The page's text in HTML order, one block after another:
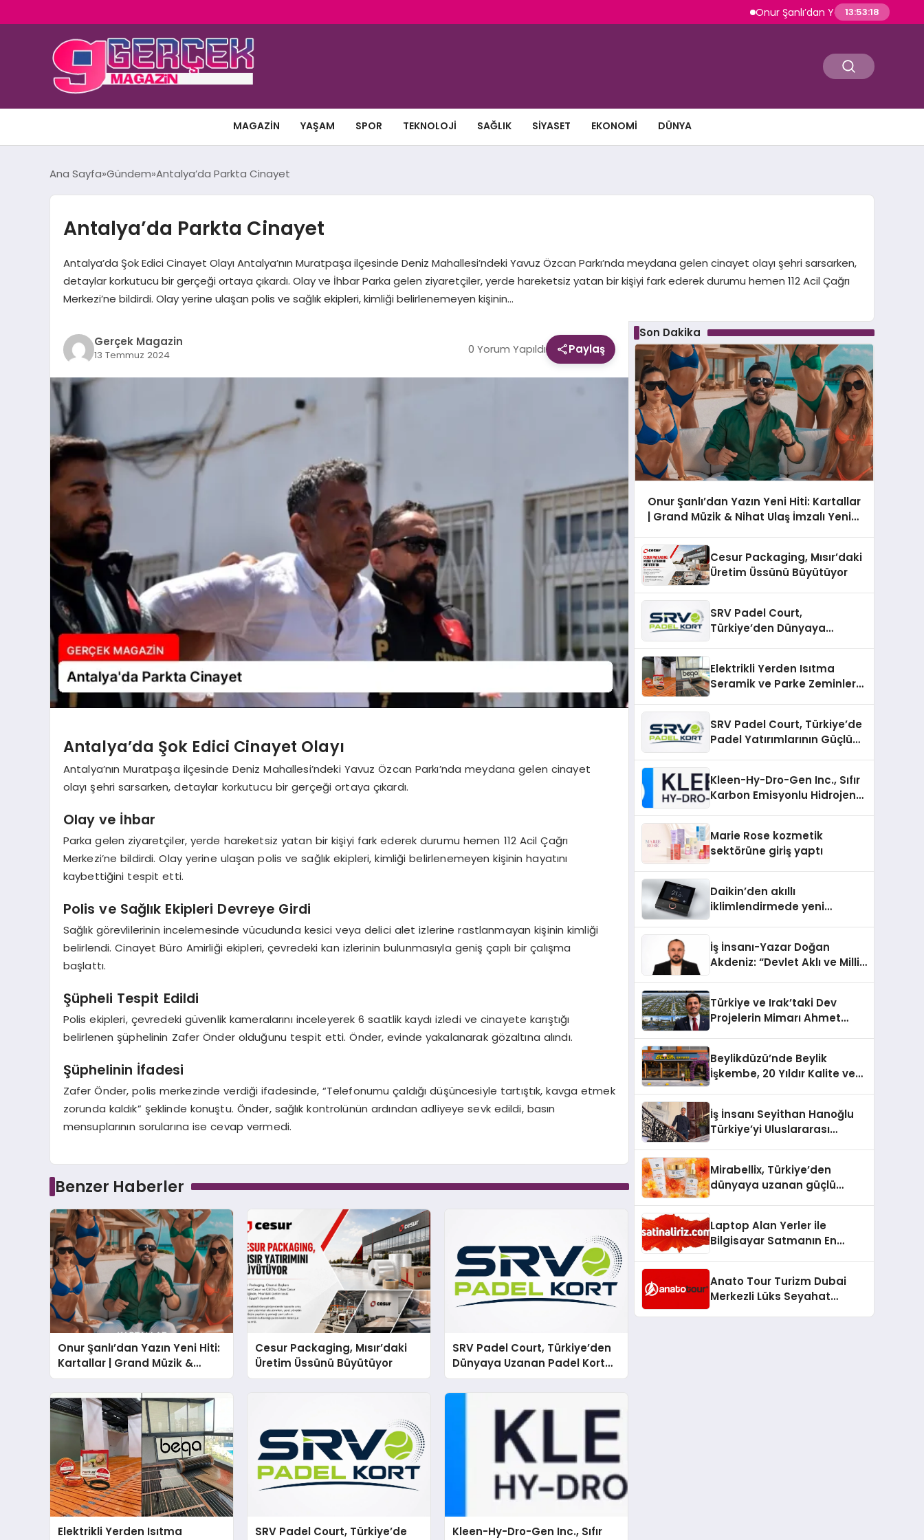
Onur Şanlı’dan Yazın Yeni Hiti: Kartallar
13:53:19
MAGAZIN YAŞAM SPOR TEKNOLOJI SAĞLIK SIYASET EKONOMI DÜNYA
Ana Sayfa Gündem Antalya’da Parkta Cinayet
Antalya’da Parkta Cinayet
Antalya’da Şok Edici Cinayet Olayı Antalya’nın Muratpaşa ilçesinde Deniz Mahallesi’ndeki Yavuz Özcan Parkı’nda meydana gelen cinayet olayı şehri sarsarken,
detaylar korkutucu bir gerçeği ortaya çıkardı. Olay ve İhbar Parka gelen ziyaretçiler, yerde hareketsiz yatan bir kişiyi fark ederek durumu hemen 112 Acil Çağrı
Merkezi’ne bildirdi. Olay yerine ulaşan polis ve sağlık ekipleri, kimliği belirlenemeyen kişinin…
Gerçek Magazin
13 Temmuz 2024 0 Yorum Yapıldı Paylaş
Antalya’da Şok Edici Cinayet Olayı
Antalya’nın Muratpaşa ilçesinde Deniz Mahallesi’ndeki Yavuz Özcan Parkı’nda meydana gelen cinayet
olayı şehri sarsarken, detaylar korkutucu bir gerçeği ortaya çıkardı.
Olay ve İhbar
Parka gelen ziyaretçiler, yerde hareketsiz yatan bir kişiyi fark ederek durumu hemen 112 Acil Çağrı
Merkezi’ne bildirdi. Olay yerine ulaşan polis ve sağlık ekipleri, kimliği belirlenemeyen kişinin hayatını
kaybettiğini tespit etti.
Polis ve Sağlık Ekipleri Devreye Girdi
Sağlık görevlilerinin incelemesinde vücudunda kesici veya delici alet izlerine rastlanmayan kişinin kimliği
belirlendi. Cinayet Büro Amirliği ekipleri, çevredeki kan izlerinin bulunmasıyla geniş çaplı bir çalışma
başlattı.
Şüpheli Tespit Edildi
Polis ekipleri, çevredeki güvenlik kameralarını inceleyerek 6 saatlik kaydı izledi ve cinayete karıştığı
belirlenen şüphelinin Zafer Önder olduğunu tespit etti. Önder, evinde yakalanarak gözaltına alındı.
Şüphelinin İfadesi
Zafer Önder, polis merkezinde verdiği ifadesinde, “Telefonumu çaldığı düşüncesiyle tartıştık, kavga etmek
zorunda kaldık” şeklinde konuştu. Önder, sağlık kontrolünün ardından adliyeye sevk edildi, basın
mensuplarının sorularına ise cevap vermedi.
Benzer Haberler
Onur Şanlı’dan Yazın Yeni Hiti:
Kartallar | Grand Müzik &
Nihat Ulaş İmzalı Yeni Şarkı
Cesur Packaging, Mısır’daki
Üretim Üssünü Büyütüyor
SRV Padel Court, Türkiye’den
Dünyaya Uzanan Padel Kort
Üretiminde Güvenin Adresi
Elektrikli Yerden Isıtma
SRV Padel Court, Türkiye’de
Kleen-Hy-Dro-Gen Inc., Sıfır
Son Dakika
Onur Şanlı’dan Yazın Yeni Hiti: Kartallar
| Grand Müzik & Nihat Ulaş İmzalı Yeni
Cesur Packaging, Mısır’daki
Üretim Üssünü Büyütüyor
SRV Padel Court,
Türkiye’den Dünyaya
Elektrikli Yerden Isıtma
Seramik ve Parke Zeminler
SRV Padel Court, Türkiye’de
Padel Yatırımlarının Güçlü
Kleen-Hy-Dro-Gen Inc., Sıfır
Karbon Emisyonlu Hidrojen
Aldı
Marie Rose kozmetik
sektörüne giriş yaptı
Daikin’den akıllı
iklimlendirmede yeni
İş İnsanı-Yazar Doğan
Akdeniz: “Devlet Aklı ve Milli
Türkiye ve Irak’taki Dev
Projelerin Mimarı Ahmet
Holding Industrial City”
Projesini Hayata Geçirecek
Beylikdüzü’nde Beylik
İşkembe, 20 Yıldır Kalite ve
İş İnsanı Seyithan Hanoğlu
Türkiye’yi Uluslararası
Mirabellix, Türkiye’den
dünyaya uzanan güçlü
Laptop Alan Yerler ile
Bilgisayar Satmanın En
Anato Tour Turizm Dubai
Merkezli Lüks Seyahat